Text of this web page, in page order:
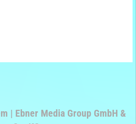
| Ebner Media Group GmbH &